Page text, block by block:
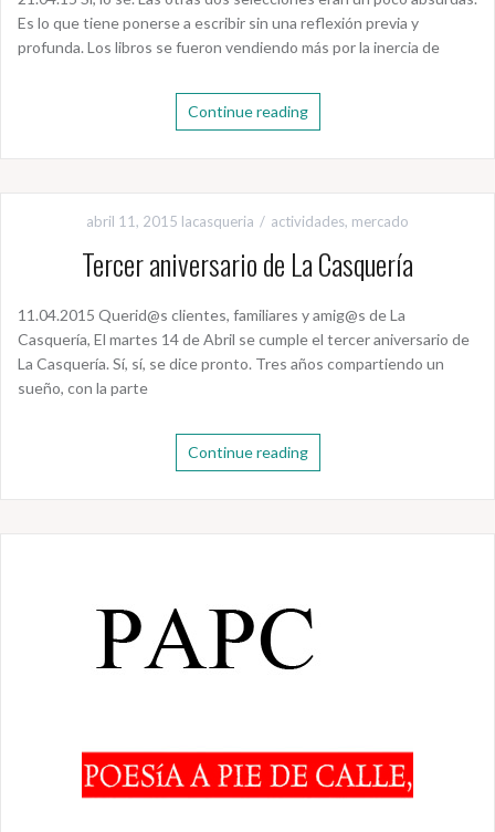
Es lo que tiene ponerse a escribir sin una reflexión previa y
profunda. Los libros se fueron vendiendo más por la inercia de
Continue reading
abril 11, 2015 lacasqueria actividades, mercado
Tercer aniversario de La Casquería
11.04.2015 Querid@s clientes, familiares y amig@s de La
Casquería, El martes 14 de Abril se cumple el tercer aniversario de
La Casquería. Sí, sí, se dice pronto. Tres años compartiendo un
sueño, con la parte
Continue reading